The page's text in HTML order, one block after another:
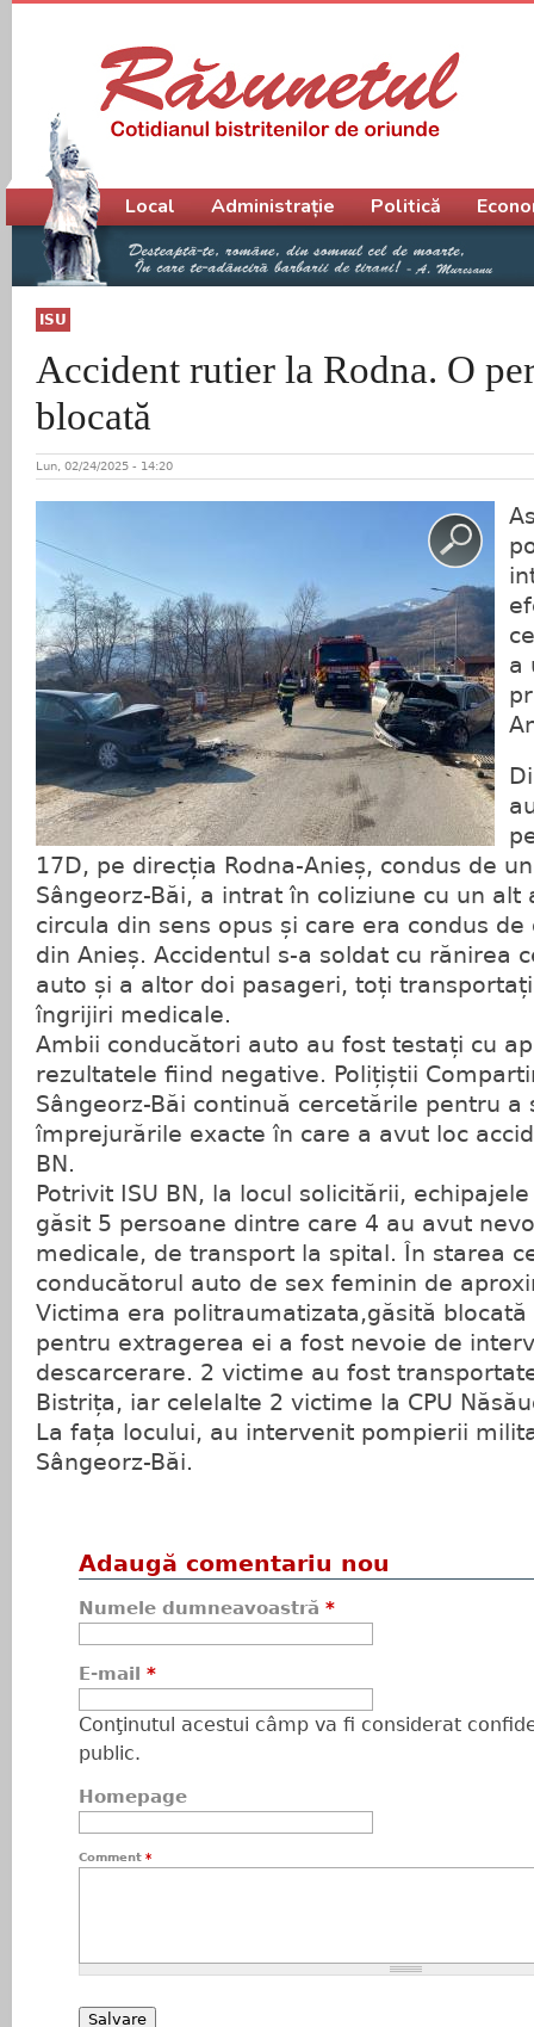
ISU
Accident rutier la Rodna. O
blocată
Lun, 02/24/2025 - 14:20
a
17D, pe direcția Rodna-Anieș, condus de
Sângeorz-Băi, a intrat în coliziune cu un alt
circula din sens opus și care era condus
din Anieș. Accidentul s-a soldat cu rănirea
auto și a altor doi pasageri, toți
îngrijiri medicale.
Ambii conducători auto au fost testați cu
rezultatele fiind negative. Polițiștii
Sângeorz-Băi continuă cercetările pentru a
împrejurările exacte în care a avut loc
BN.
Potrivit ISU BN, la locul solicitării,
găsit 5 persoane dintre care 4 au avut
medicale, de transport la spital. În starea
conducătorul auto de sex feminin de
Victima era politraumatizata,găsită
pentru extragerea ei a fost nevoie de
descarcerare. 2 victime au fost transportate
Bistrița, iar celelalte 2 victime la CPU
La fața locului, au intervenit pompierii
Sângeorz-Băi.
Adaugă comentariu nou
Numele dumneavoastră *
E-mail *
Conţinutul acestui câmp va fi considerat
public.
Homepage
Comment *
Meniu principal
Local Administrație Politică